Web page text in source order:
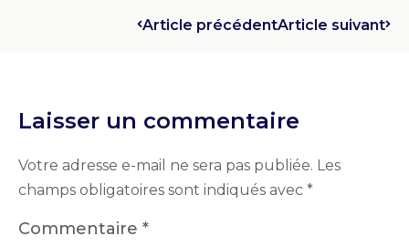
Article précédentArticle suivant
Laisser un commentaire
Votre adresse e-mail ne sera pas publiée. Les
champs obligatoires sont indiqués avec *
Commentaire *